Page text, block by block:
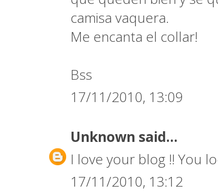
camisa vaquera.
Me encanta el collar!
Bss
17/11/2010, 13:09
Unknown said...
I love your blog !! You
17/11/2010, 13:12